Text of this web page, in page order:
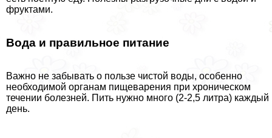
фруктами.
Вода и правильное питание
Важно не забывать о пользе чистой воды, особенно
необходимой органам пищеварения при хроническом
течении болезней. Пить нужно много (2-2,5 литра) каждый
день.